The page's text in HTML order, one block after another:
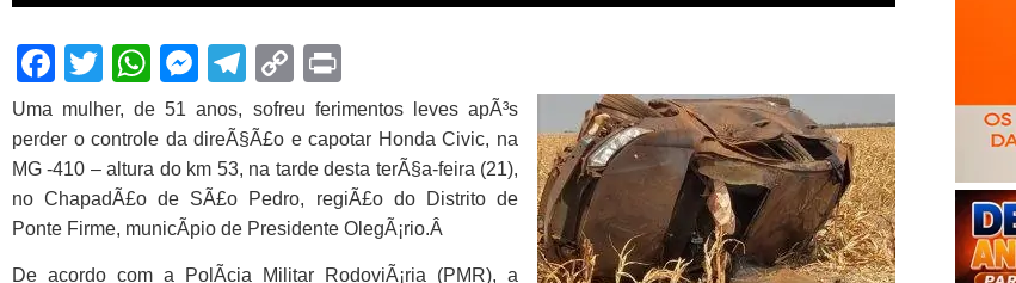
Facebook
Twitter
WhatsApp
Messenger
Telegram
Copy
Link
Uma mulher, de 51 anos, sofreu ferimentos leves apÃ³s
perder o controle da direÃ§Ã£o e capotar Honda Civic, na
MG -410 – altura do km 53, na tarde desta terÃ§a-feira (21),
no ChapadÃ£o de SÃ£o Pedro, regiÃ£o do Distrito de
Ponte Firme, municÃ­pio de Presidente OlegÃ¡rio.Â
De acordo com a PolÃ­cia Militar RodoviÃ¡ria (PMR), a